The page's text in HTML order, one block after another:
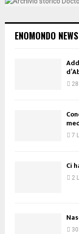
ENOMONDO NEWS
7
Ci
2